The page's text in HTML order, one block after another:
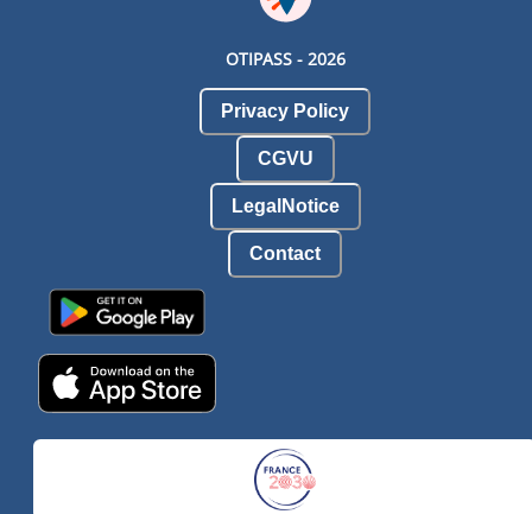
OTIPASS - 2026
Privacy Policy
CGVU
LegalNotice
Contact